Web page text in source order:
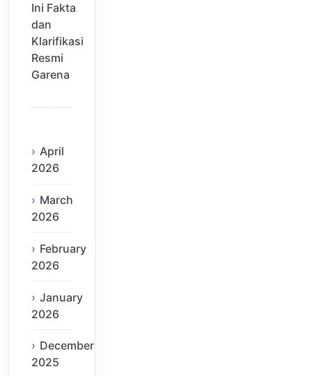
Ini Fakta
dan
Klarifikasi
Resmi
Garena
April
2026
March
2026
February
2026
January
2026
December
2025